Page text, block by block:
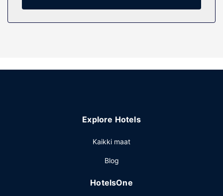
Kiinteistön miellyttävyys
Käytössäsi on terassi sekä ilmainen langaton
Käytössäsi on ympäri vuorokauden auki oleva business
matkatavarasäilytys. Tämä hotelli tarjoaa asiakkailleen
Explore Hotels
Kaikki maat
Blog
HotelsOne